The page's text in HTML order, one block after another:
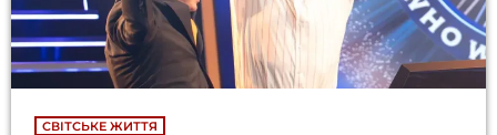
СВІТСЬКЕ ЖИТТЯ